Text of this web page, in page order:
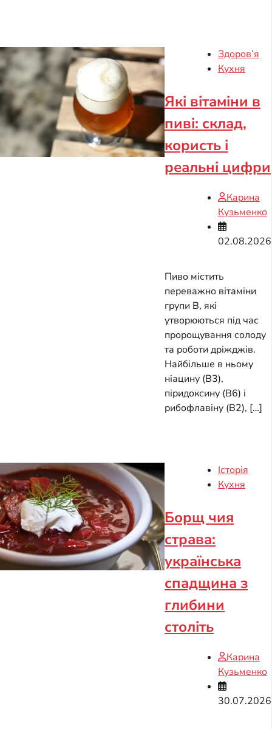
Здоров’я
Кухня
Які вітаміни в
пиві: склад,
користь і
реальні цифри
Карина
Кузьменко
02.08.2026
Пиво містить
переважно вітаміни
групи B, які
утворюються під час
пророщування солоду
та роботи дріжджів.
Найбільше в ньому
ніацину (B3),
піридоксину (B6) і
рибофлавіну (B2), […]
Історія
Кухня
Борщ чия
страва:
українська
спадщина з
глибини
століть
Карина
Кузьменко
30.07.2026